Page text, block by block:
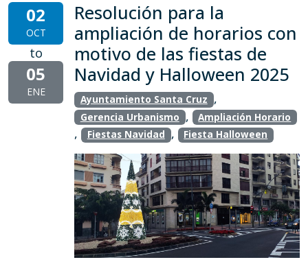
02
OCT
to
05
ENE
Resolución para la
ampliación de horarios con
motivo de las fiestas de
Navidad y Halloween 2025
Ayuntamiento Santa Cruz ,
Gerencia Urbanismo , Ampliación Horario
, Fiestas Navidad , Fiesta Halloween